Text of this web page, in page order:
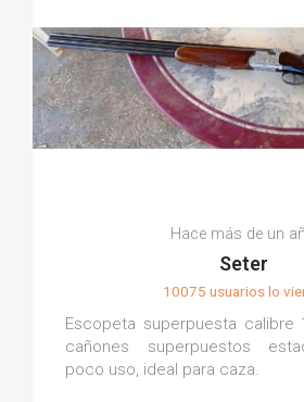
Hace más de un
Seter
10075 usuarios lo
Escopeta superpuesta calibre
cañones superpuestos
poco uso, ideal para caza.